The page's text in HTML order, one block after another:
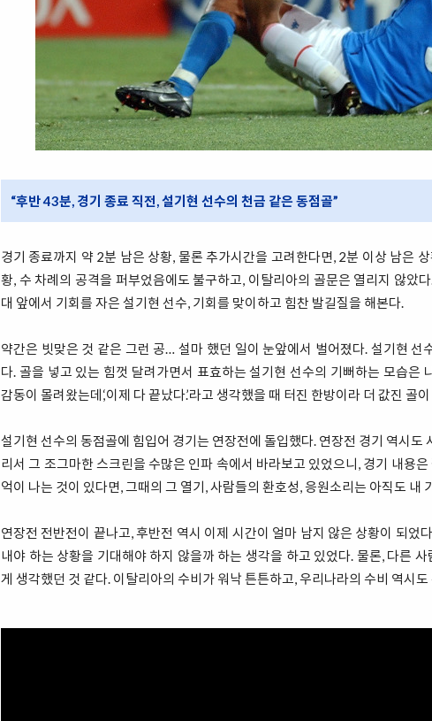
“후반 43분, 경기 종료 직전, 설기현 선수의 천금 같은 동점골”
경기 종료까지 약 2분 남은 상황, 물론 추가시간을 고려한다면, 2분 이상 남은
황, 수 차례의 공격을 퍼부었음에도 불구하고, 이탈리아의 골문은 열리지 않았
대 앞에서 기회를 자은 설기현 선수, 기회를 맞이하고 힘찬 발길질을 해본다.
약간은 빗맞은 것 같은 그런 공… 설마 했던 일이 눈앞에서 벌어졌다. 설기현 선
다. 골을 넣고 있는 힘껏 달려가면서 표효하는 설기현 선수의 기뻐하는 모습은
감동이 몰려왔는데,‘이제 다 끝났다.’라고 생각했을 때 터진 한방이라 더 값진 골
설기현 선수의 동점골에 힘입어 경기는 연장전에 돌입했다. 연장전 경기 역시도
리서 그 조그마한 스크린을 수많은 인파 속에서 바라보고 있었으니, 경기 내용
억이 나는 것이 있다면, 그때의 그 열기, 사람들의 환호성, 응원소리는 아직도 내
연장전 전반전이 끝나고, 후반전 역시 이제 시간이 얼마 남지 않은 상황이 되었
내야 하는 상황을 기대해야 하지 않을까 하는 생각을 하고 있었다. 물론, 다른
게 생각했던 것 같다. 이탈리아의 수비가 워낙 튼튼하고, 우리나라의 수비 역시